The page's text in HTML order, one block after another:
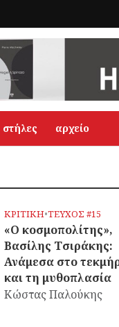
στήλες αρχείο
ΚΡΙΤΙΚΗ•ΤΕΥΧΟΣ #15
«Ο κοσμοπολίτης»,
Βασίλης Τσιράκης:
Ανάμεσα στο
και τη μυθοπλασία
Κώστας Παλούκης